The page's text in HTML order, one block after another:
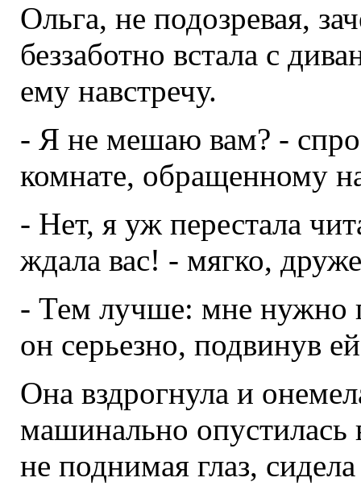
Ольга, не подозревая,
беззаботно встала с
ему навстречу.
- Я не мешаю вам? -
комнате, обращенному
- Нет, я уж перестала
ждала вас! - мягко,
- Тем лучше: мне нужно
он серьезно, подвинув
Она вздрогнула и
машинально опустилась
не поднимая глаз,